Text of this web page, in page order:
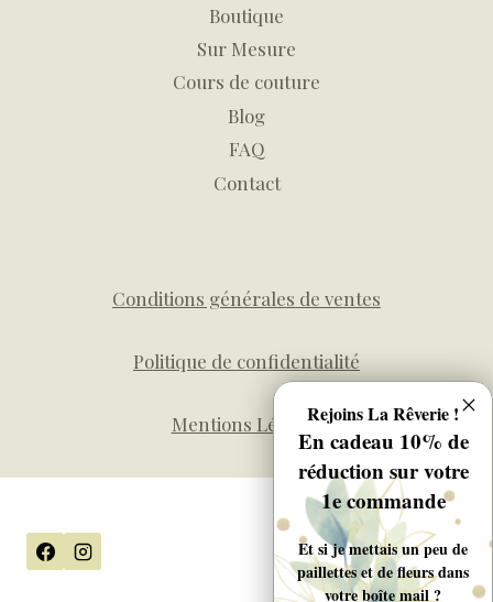
Boutique
Sur Mesure
Cours de couture
Blog
FAQ
Contact
Conditions générales de ventes
Politique de confidentialité
Mentions LégalesRejoins La Rêverie !
En cadeau 10% de
réduction sur votre
1e commande
Et si je mettais un peu de
paillettes et de fleurs dans
votre boîte mail ?